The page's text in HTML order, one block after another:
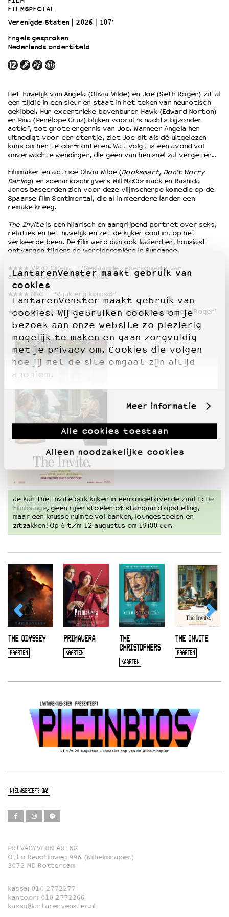
LantarenVenster maakt gebruik van
cookies
LantarenVenster maakt gebruik van
cookies. Wij gebruiken cookies om je
bezoek aan onze website zo plezierig
mogelijk te maken en gaan zorgvuldig
met je privacy om. Cookies die volgen
hoe jij met de site omgaat zijn altijd
anoniem.
Meer informatie
Alle cookies toestaan
Alleen noodzakelijke cookies
OVER LANTARENVENSTER
Wat we doen
Werken bij
Wie is wie
Partners
Huisregels
Privacyverklaring
Integriteits- en gedragscode
Duurzaamheid
Ruimte voor artistieke vrijheid – VNPF
FILMSPECIAL
Verenigde Staten
2026
107’
Engels gesproken
Nederlands ondertiteld
Het huwelijk van Angela (Olivia Wilde) en Joe (Seth Rogen) zit al
een tijdje in een sleur en staat in het teken van neurotisch
gekibbel. Hun excentrieke bovenburen Hawk (Edward Norton)
en Pina (Penélope Cruz) blijken vooral ‘s nachts bijzonder
actief, tot grote ergernis van Joe. Wanneer Angela hen
uitnodigt voor een etentje, ziet Joe dit als dé uitgelezen
kans om hen te confronteren. Wat volgt is een avond vol
onverwachte wendingen, die geen van hen snel zal vergeten…
Filmmaker en actrice Olivia Wilde (Booksmart, Don’t Worry
Darling) en scenarioschrijvers Will McCormack en Rashida
Jones baseerden zich voor deze vlijmscherpe komedie op de
Spaanse film Sentimental, die al in meerdere landen een
remake kreeg.
The Inviteis een hilarisch en aangrijpend portret over seks,
relaties en het huwelijk en zet de kijker continu op het
verkeerde been. De film werd dan ook laaiend enthousiast
ontvangen tijdens de wereldpremière in Sundance.
★★★★ VPRO Cinema – ‘Geslaagde zedenkomedie van
acteur/regisseur Olivia Wilde’
★★★★ NRC – ‘Vaak erg komisch’
★★★★ de Volkskrant –‘Opvallend lenige spel van Seth Rogen’
Je kan The Invite ook kijken in een omgetoverde zaal 1: De
Filmlounge, geen rijen stoelen of standaard opstelling,
maar een knusse ruimte vol banken, loungestoelen en
zitzakken! Op 6 t/m 12 augustus om 19:00 uur.
THE ODYSSEY
KAARTEN
PRIMAVERA
KAARTEN
THE
CHRISTOPHERS
KAARTEN
THE INVITE
KAARTEN
NIEUWSBRIEF? JA!
Film
Familie
Film in English
PRIVACYVERKLARING
Otto Reuchlinweg 996 (Wilhelminapier)
3072 MD Rotterdam
kassa: 010 2772277
kantoor: 010 2772266
kassa@lantarenvenster.nl